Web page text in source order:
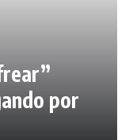
por